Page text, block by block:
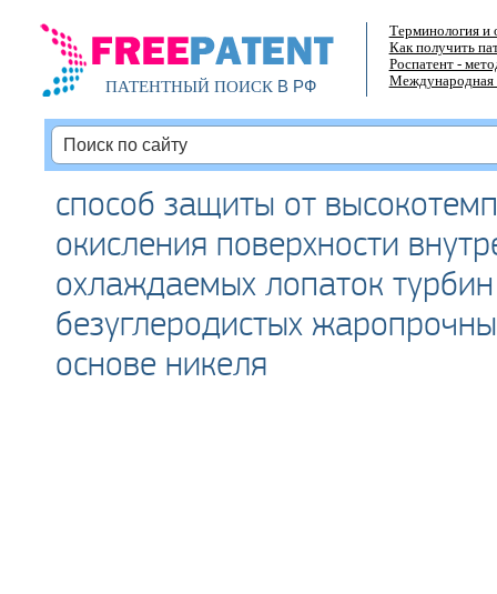
ПАТЕНТНЫЙ ПОИСКВ РФ
Терминология и
Как получить
Роспатент -
Международная
способ защиты от
окисления поверхности
охлаждаемых лопаток
безуглеродистых
основе никеля